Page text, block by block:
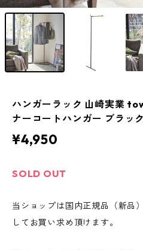
ハンガーラック 山崎実業
ナーコートハンガー ブラック
¥4,950
SOLD OUT
当ショップは国内正規品（新品
してお買い求め頂けます。